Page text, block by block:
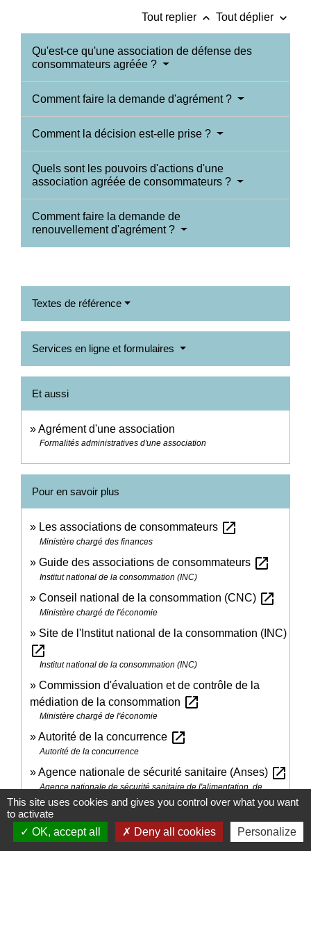
Tout replier keyboard_arrow_up Tout déplier keyboard_arrow_down
Qu'est-ce qu'une association de défense des
consommateurs agréée ?
Comment faire la demande d'agrément ?
Comment la décision est-elle prise ?
Quels sont les pouvoirs d'actions d'une
association agréée de consommateurs ?
Comment faire la demande de
renouvellement d'agrément ?
Textes de référence
Services en ligne et formulaires
Et aussi
Agrément d'une association
Formalités administratives d'une association
Pour en savoir plus
Les associations de consommateurs open_in_new
Ministère chargé des finances
Guide des associations de consommateurs open_in_new
Institut national de la consommation (INC)
Conseil national de la consommation (CNC) open_in_new
Ministère chargé de l'économie
Site de l'Institut national de la consommation (INC)
open_in_new
Institut national de la consommation (INC)
Commission d'évaluation et de contrôle de la
médiation de la consommation open_in_new
Ministère chargé de l'économie
Autorité de la concurrence open_in_new
Autorité de la concurrence
Agence nationale de sécurité sanitaire (Anses) open_in_new
Agence nationale de sécurité sanitaire de l'alimentation, de
l'environnement et du travail (Anses)
Qu'est-ce que l'action de groupe ? open_in_new
Ministère chargé de l'économie
This site uses cookies and gives you control over what you want
to activate
OK, accept all
Deny all cookies Personalize